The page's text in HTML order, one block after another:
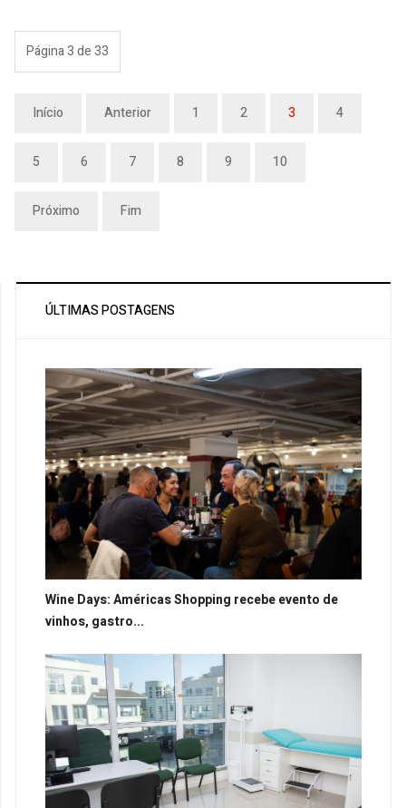
Página 3 de 33
Início Anterior 1 2 3 4
5 6 7 8 9 10
Próximo Fim
ÚLTIMAS POSTAGENS
Wine Days: Américas Shopping recebe evento de
vinhos, gastro...